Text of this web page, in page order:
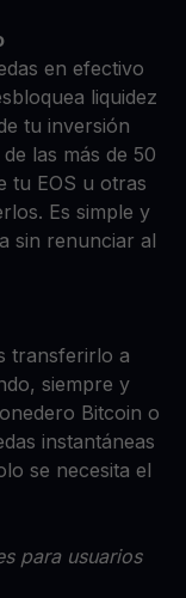
en efectivo
liquidez
tu inversión
las más de 50
tu EOS u otras
Es simple y
sin renunciar al
transferirlo a
siempre y
Bitcoin o
instantáneas
se necesita el
para usuarios